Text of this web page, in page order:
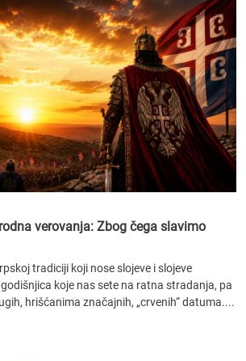
verovanja: Zbog čega slavimo
tradiciji koji nose slojeve i slojeve
koje nas sete na ratna stradanja, pa
hrišćanima značajnih, „crvenih“ datuma....